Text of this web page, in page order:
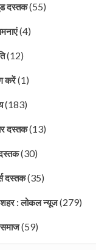
दस्तक(55)
(4)
(12)
करें(1)
(183)
दस्तक(13)
(30)
दस्तक(35)
शहर : लोकल न्यूज(279)
समाज(59)